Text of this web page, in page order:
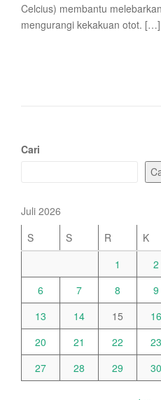
Celcius) membantu
mengurangi kekakuan otot. […]
Cari
Juli 2026
S
S R K
1
2
6
7 8 9
13
14 15 16
20
21 22 23
27
28 29 30